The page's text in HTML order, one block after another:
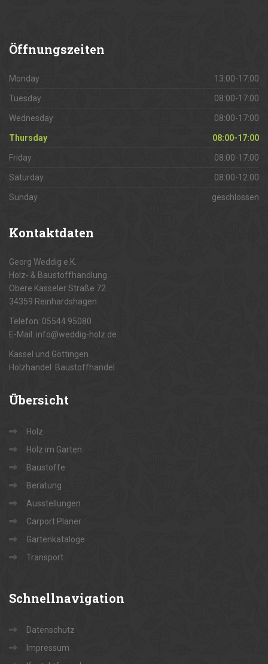
Öffnungszeiten
Monday 13:00-17:00
Tuesday 08:00-17:00
Wednesday 08:00-17:00
Thursday 08:00-17:00
Friday 08:00-17:00
Saturday 08:00-12:00
Sunday geschlossen
Kontaktdaten
Georg Weddig e.K.
Holz- & Baustoffhandlung
Obere Kasseler Straße 72
34359 Reinhardshagen
Telefon: 05544 95080
E-Mail: info@weddig-holz.de
Kassel und Göttingen
Holzhandel Baustoffhandel
Übersicht
Holz
Holz im Garten
Baustoffe
Beratung
Ausstellungen
Carport Planer
Gartenkataloge
Transport
Schnellnavigation
Datenschutz
Impressum